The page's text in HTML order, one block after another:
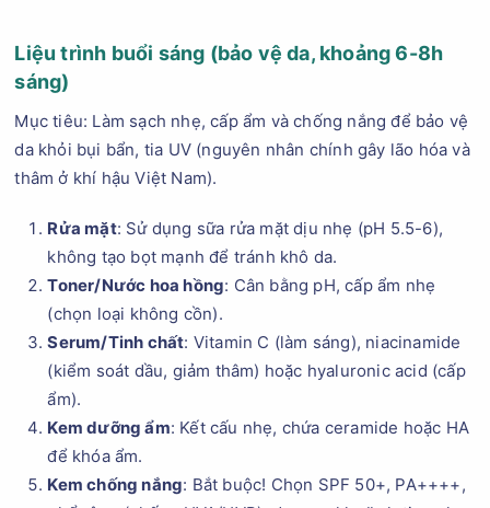
Liệu trình buổi sáng (bảo vệ da, khoảng 6-8h
sáng)
Mục tiêu: Làm sạch nhẹ, cấp ẩm và chống nắng để bảo vệ
da khỏi bụi bẩn, tia UV (nguyên nhân chính gây lão hóa và
thâm ở khí hậu Việt Nam).
Rửa mặt: Sử dụng sữa rửa mặt dịu nhẹ (pH 5.5-6),
không tạo bọt mạnh để tránh khô da.
Toner/Nước hoa hồng: Cân bằng pH, cấp ẩm nhẹ
(chọn loại không cồn).
Serum/Tinh chất: Vitamin C (làm sáng), niacinamide
(kiểm soát dầu, giảm thâm) hoặc hyaluronic acid (cấp
ẩm).
Kem dưỡng ẩm: Kết cấu nhẹ, chứa ceramide hoặc HA
để khóa ẩm.
Kem chống nắng: Bắt buộc! Chọn SPF 50+, PA++++,